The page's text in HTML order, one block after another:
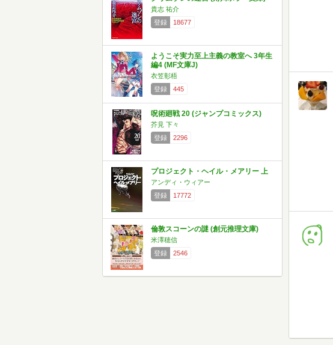
貴志 祐介
登録
18677
ようこそ実力至上主義の教室へ 3年生
編4 (MF文庫J)
衣笠彰梧
登録
445
呪術廻戦 20 (ジャンプコミックス)
芥見 下々
登録
2296
プロジェクト・ヘイル・メアリー 上
アンディ・ウィアー
登録
17772
倫敦スコーンの謎 (創元推理文庫)
米澤穂信
登録
2546